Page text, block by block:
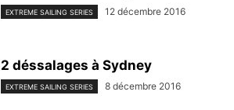
EXTREME SAILING SERIES 12 décembre 2016
2 déssalages à Sydney
EXTREME SAILING SERIES 8 décembre 2016